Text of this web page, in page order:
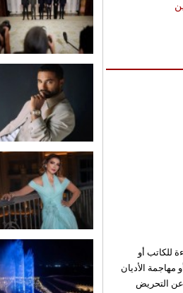
للكاتب أو
الأديان
عن التحريض